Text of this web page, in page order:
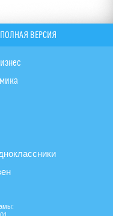
ПОЛНАЯ ВЕРСИЯ